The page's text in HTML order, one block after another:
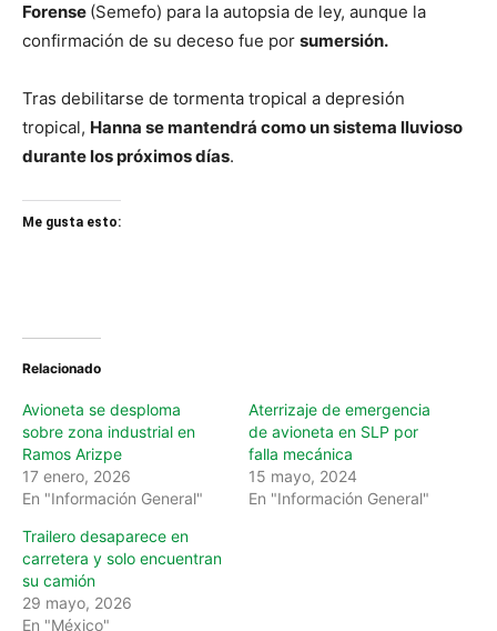
Forense (Semefo) para la autopsia de ley, aunque la
confirmación de su deceso fue por sumersión.
Tras debilitarse de tormenta tropical a depresión
tropical, Hanna se mantendrá como un sistema lluvioso
durante los próximos días.
Me gusta esto:
Relacionado
Avioneta se desploma
sobre zona industrial en
Ramos Arizpe
17 enero, 2026
En "Información General"
Aterrizaje de emergencia
de avioneta en SLP por
falla mecánica
15 mayo, 2024
En "Información General"
Trailero desaparece en
carretera y solo encuentran
su camión
29 mayo, 2026
En "México"